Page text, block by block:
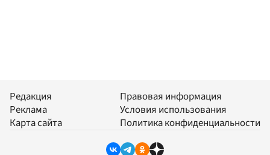
Редакция
Реклама
Карта сайта
Правовая информация
Условия использования
Политика конфиденциальности